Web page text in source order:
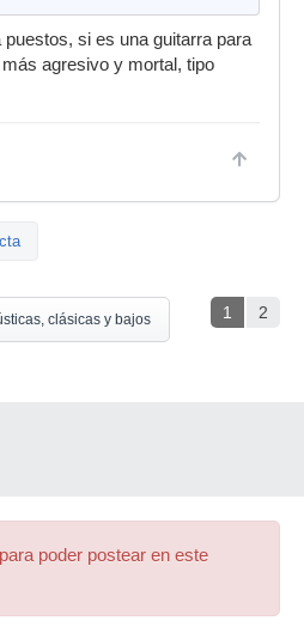
si es una guitarra para
agresivo y mortal, tipo
1 2
clásicas y bajos
para poder postear en este